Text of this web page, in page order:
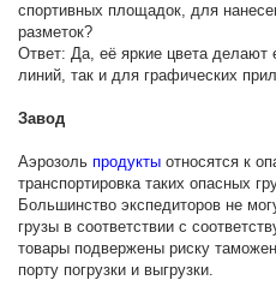
спортивных площадок, для
разметок?
Ответ: Да, её яркие цвета делают
линий, так и для графических
Завод
Аэрозоль продукты относятся к
транспортировка таких опасных
Большинство экспедиторов не
грузы в соответствии с
товары подвержены риску
порту погрузки и выгрузки.